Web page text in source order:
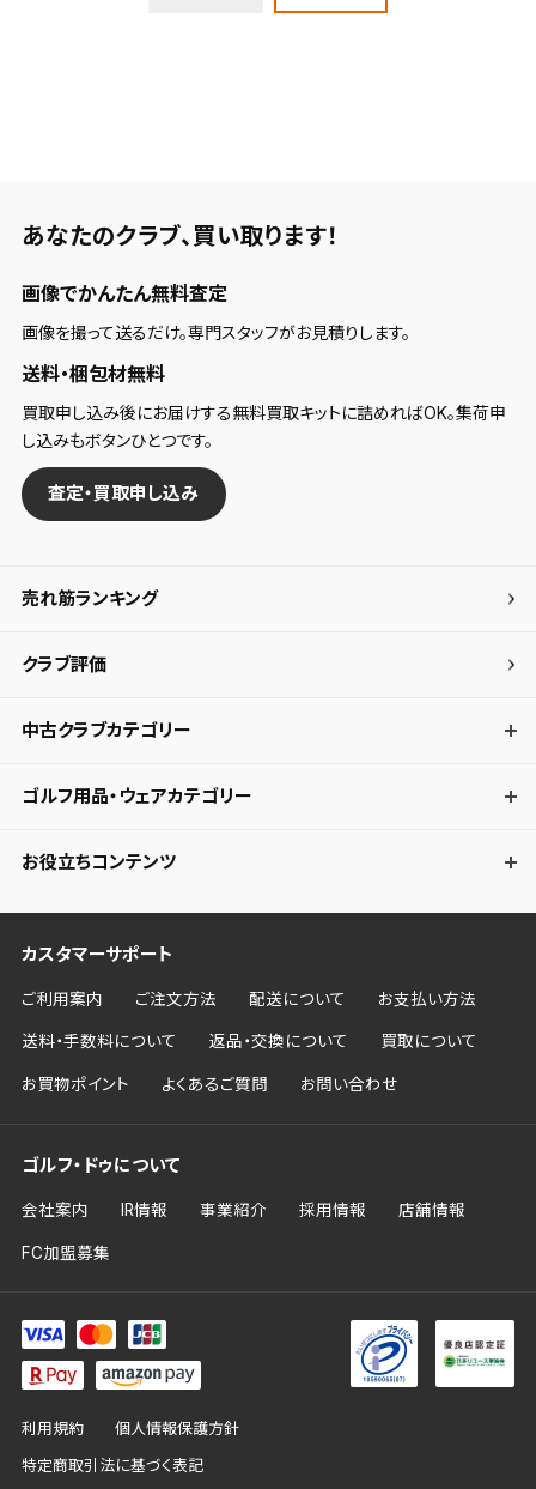
あなたのクラブ、 買い取ります！
画像でかんたん無料査定
画像を撮って送るだけ。専門スタッフがお見積りします。
送料・梱包材無料
買取申し込み後にお届けする無料買取キットに詰めればOK。集荷申
し込みもボタンひとつです。
査定・買取申し込み
売れ筋ランキング
クラブ評価
中古クラブカテゴリー
ゴルフ用品・ウェアカテゴリー
お役立ちコンテンツ
カスタマーサポート
ご利用案内 ご注文方法 配送について お支払い方法
送料・手数料について 返品・交換について 買取について
お買物ポイント よくあるご質問 お問い合わせ
ゴルフ・ドゥについて
会社案内 IR情報 事業紹介 採用情報 店舗情報
FC加盟募集
利用規約 個人情報保護方針
特定商取引法に基づく表記